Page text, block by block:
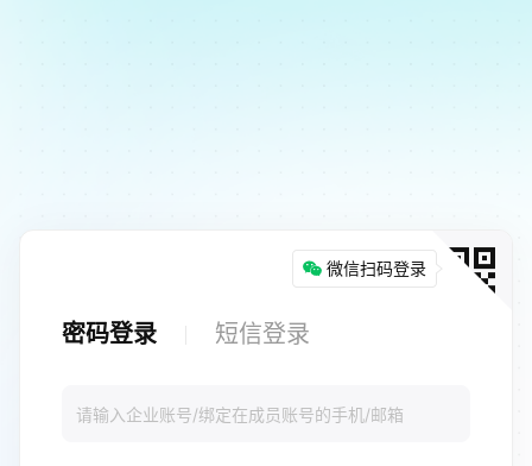
微信扫码登录
密码登录 短信登录